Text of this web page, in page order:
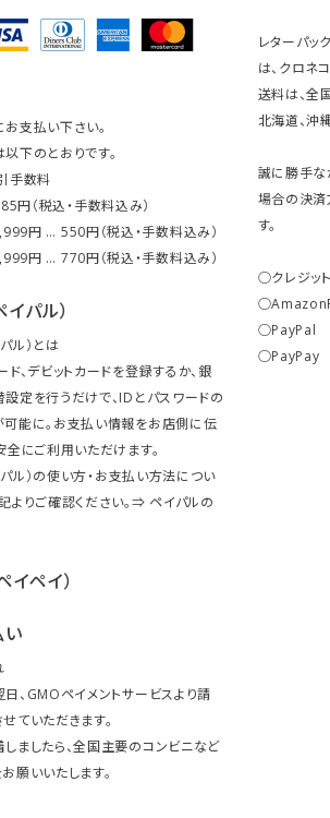
支払い下さい。
下のとおりです。
手数料
（税込・手数料込み）
円 … 550円（税込・手数料込み）
円 … 770円（税込・手数料込み）
パル）
ル）とは
ド、デビットカードを登録するか、銀
定を行うだけで、IDとパスワードの
能に。お支払い情報をお店側に伝
全にご利用いただけます。
ル）の使い方・お支払い方法につい
よりご確認ください。⇒ ペイパルの
イペイ）
、GMOペイメントサービスより請
ていただきます。
ましたら、全国主要のコンビニなど
願いいたします。
レターパッ
は、クロネ
送料は、全
北海道、沖
誠に勝手な
場合の決済
す。
○クレジッ
○PayPal
○PayPay